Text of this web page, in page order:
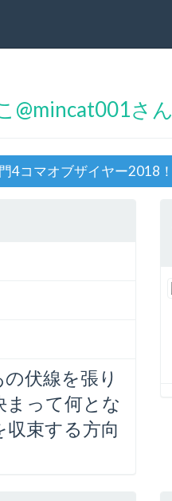
@mincat001さん
4コマオブザイヤー2018！
伏線を張り
まって何とな
収束する方向